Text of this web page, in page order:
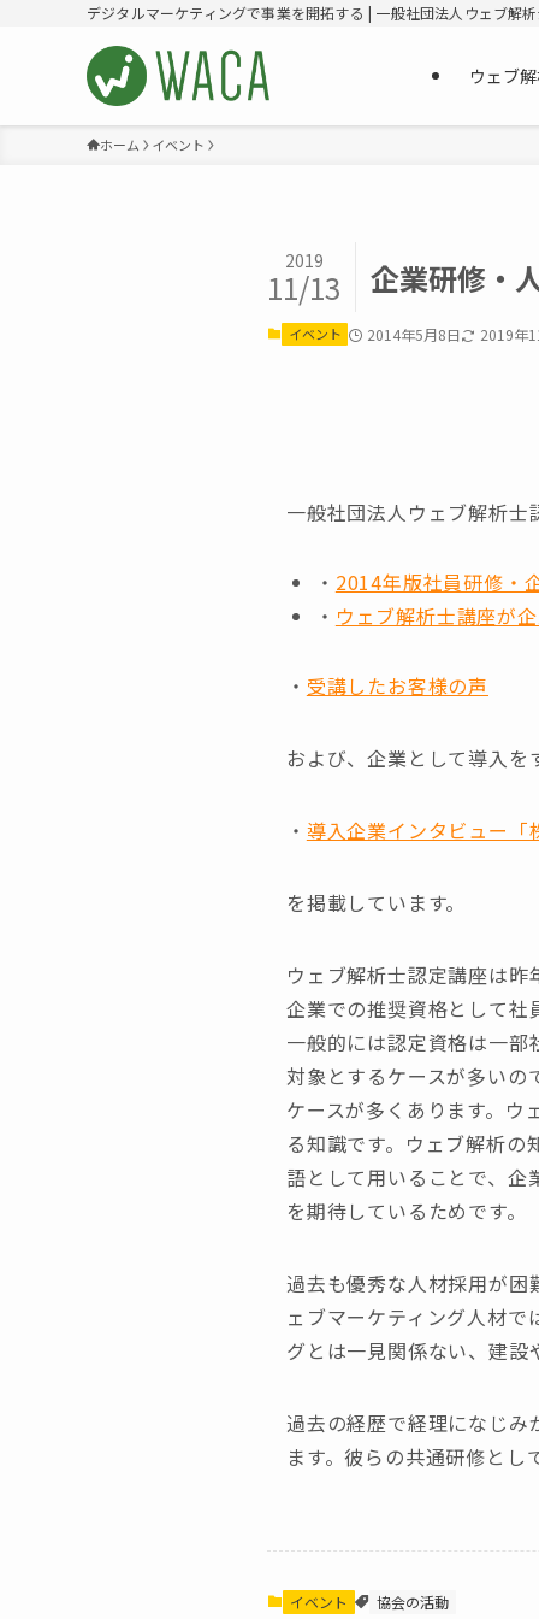
デジタルマーケティングで事業を開拓する | 一般社団法人ウェブ解
ウェブ
ホーム イベント
企業研修・
2019
11/13
イベント 2014年5月8日 2019年
一般社団法人ウェブ解析
・ 2014年版社員研修・
・ ウェブ解析士講座が
・ 受講したお客様の声
および、企業として導入
・ 導入企業インタビュー「
を掲載しています。
ウェブ解析士認定講座は
企業での推奨資格として社
一般的には認定資格は一
対象とするケースが多い
ケースが多くあります。ウ
る知識です。ウェブ解析
語として用いることで、
を期待しているためです。
過去も優秀な人材採用が困
ェブマーケティング人材
グとは一見関係ない、建
過去の経歴で経理になじ
ます。彼らの共通研修と
イベント 協会の活動